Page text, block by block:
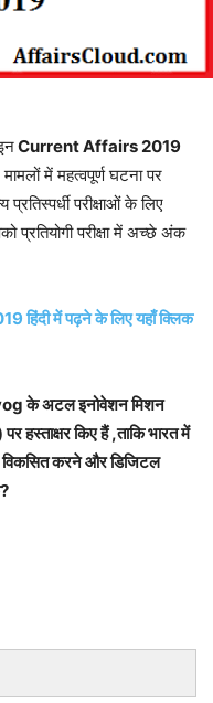
Current Affairs 2019
में महत्वपूर्ण घटना पर
परीक्षाओं के लिए
परीक्षा में अच्छे अंक
में पढ़ने के लिए यहाँ क्लिक
के अटल इनोवेशन मिशन
किए हैं ,ताकि भारत में
करने और डिजिटल